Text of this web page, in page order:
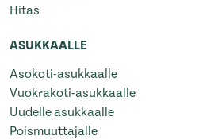
Hitas
ASUKKAALLE
Asokoti-asukkaalle
Vuokrakoti-asukkaalle
Uudelle asukkaalle
Poismuuttajalle